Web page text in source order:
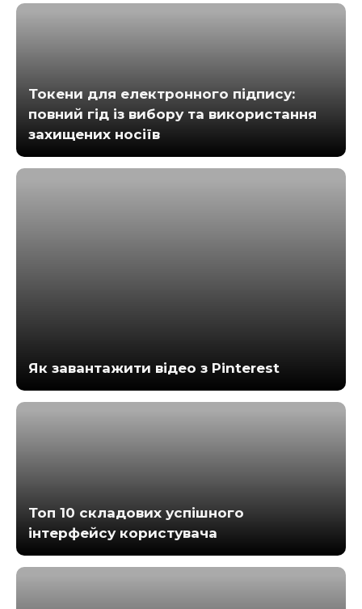
Токени для електронного підпису:
повний гід із вибору та використання
захищених носіїв
Як завантажити відео з Pinterest
Топ 10 складових успішного
інтерфейсу користувача